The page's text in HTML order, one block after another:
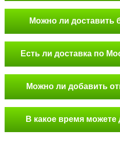
Можно ли доставить
Есть ли доставка по
Можно ли добавить
В какое время можете